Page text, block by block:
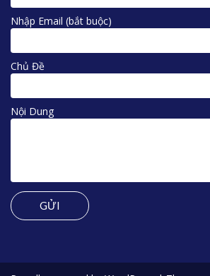
Nhập Email (bắt buộc)
Chủ Đề
Nội Dung